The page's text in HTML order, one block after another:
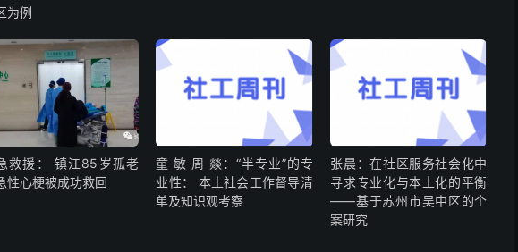
为例
救援： 镇江85岁孤老
性心梗被成功救回
童 敏 周 燚：“半专业”的专
业性： 本土社会工作督导清
单及知识观考察
张晨：在社区服务社会化中
寻求专业化与本土化的平衡
——基于苏州市吴中区的个
案研究